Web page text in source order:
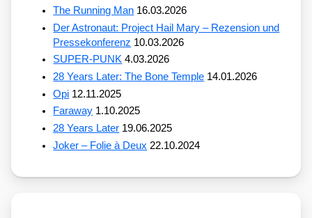
The Running Man 16.03.2026
Der Astronaut: Project Hail Mary – Rezension und
Pressekonferenz 10.03.2026
SUPER-PUNK 4.03.2026
28 Years Later: The Bone Temple 14.01.2026
Opi 12.11.2025
Faraway 1.10.2025
28 Years Later 19.06.2025
Joker – Folie à Deux 22.10.2024